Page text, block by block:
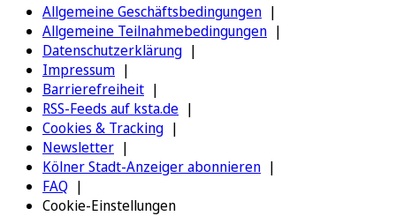
Allgemeine Geschäftsbedingungen
Allgemeine Teilnahmebedingungen
Datenschutzerklärung
Impressum
Barrierefreiheit
RSS-Feeds auf ksta.de
Cookies & Tracking
Newsletter
Kölner Stadt-Anzeiger abonnieren
FAQ
Cookie-Einstellungen